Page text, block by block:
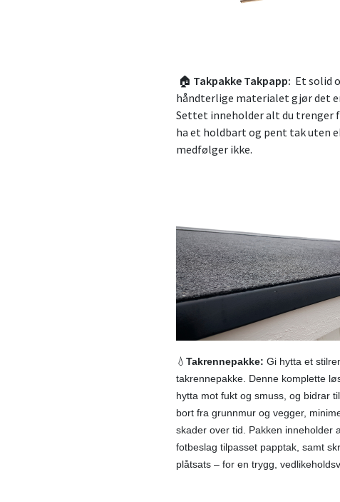
🏠 Takpakke Takpapp: Et solid
håndterlige materialet gjør det
Settet inneholder alt du
ha et holdbart og pent tak uten
medfølger ikke.
💧 Takrennepakke: Gi hytta et
takrennepakke. Denne komplette
hytta mot fukt og smuss, og bidrar
bort fra grunnmur og vegger,
skader over tid. Pakken inneholder
fotbeslag tilpasset papptak, samt
plåtsats – for en trygg,